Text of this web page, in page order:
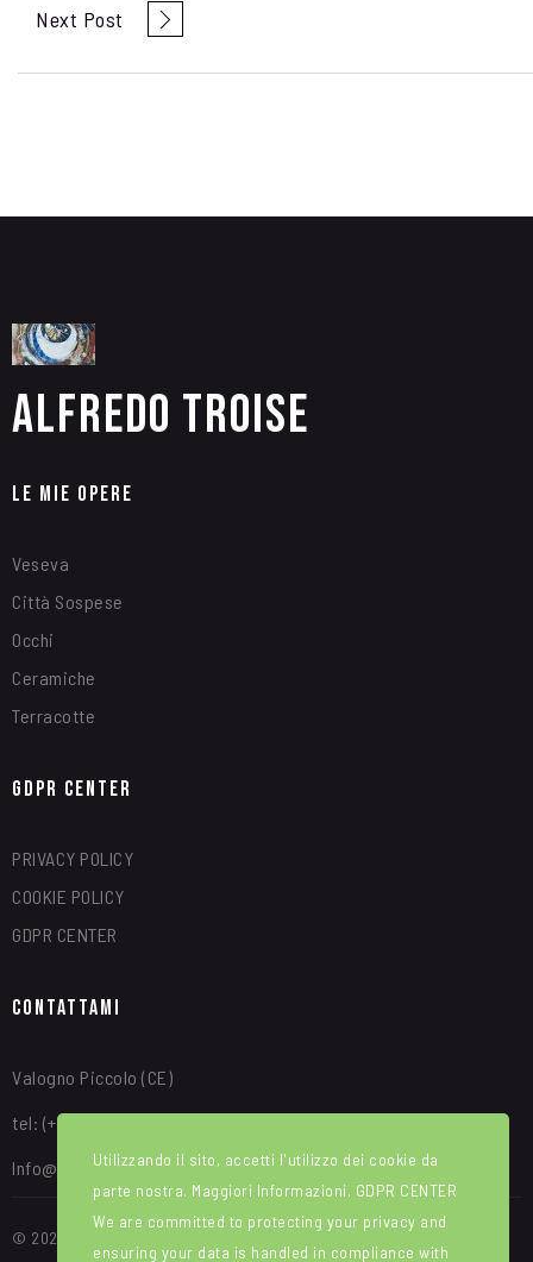
Next Post
Alfredo Troise
Le Mie Opere
Veseva
Città Sospese
Occhi
Ceramiche
Terracotte
GDPR Center
PRIVACY POLICY
COOKIE POLICY
GDPR CENTER
Contattami
Valogno Piccolo (CE)
tel: (+39) 340 8315664
Info@alfredotroise.com
© 2025 Portale Web ideato e sviluppato da WEBIRD. Manutenzione e
Utilizzando il sito, accetti l'utilizzo dei cookie da
parte nostra. Maggiori Informazioni. GDPR CENTER
We are committed to protecting your privacy and
ensuring your data is handled in compliance with